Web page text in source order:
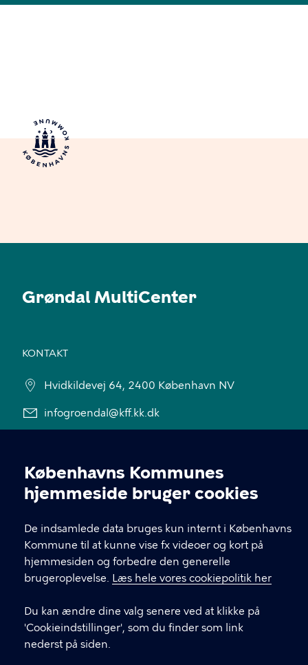
Cookieindstillinger
Københavns Kommunes
hjemmeside bruger cookies
De indsamlede data bruges kun internt i Københavns
Kommune til at kunne vise fx videoer og kort på
hjemmesiden og forbedre den generelle
brugeroplevelse. Læs hele vores cookiepolitik her
Du kan ændre dine valg senere ved at klikke på
'Cookieindstillinger', som du finder som link
nederst på siden.
Grøndal MultiCenter
KONTAKT
Hvidkildevej 64, 2400 København NV
infogroendal@kff.kk.dk
EAN nummer: 5798009781550
LINKS
Følg GMC på Facebook
Følg GMC på Instagram
Tilgængelighedserklæring